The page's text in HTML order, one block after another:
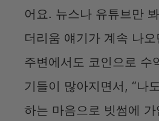
어요. 뉴스나 유튜브만
더리움 얘기가 계속 나
주변에서도 코인으로 수
기들이 많아지면서, “나
하는 마음으로 빗썸에